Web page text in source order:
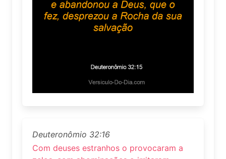
Deuteronômio 32:16
Com deuses estranhos o provocaram a